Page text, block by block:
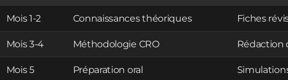
Mois 1-2 Connaissances théoriques Fiches
Mois 3-4 Méthodologie CRO Rédaction
Mois 5 Préparation oral